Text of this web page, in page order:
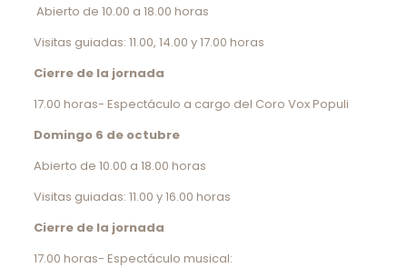
Abierto de 10.00 a 18.00 horas
Visitas guiadas: 11.00, 14.00 y 17.00 horas
Cierre de la jornada
17.00 horas- Espectáculo a cargo del Coro Vox Populi
Domingo 6 de octubre
Abierto de 10.00 a 18.00 horas
Visitas guiadas: 11.00 y 16.00 horas
Cierre de la jornada
17.00 horas- Espectáculo musical: